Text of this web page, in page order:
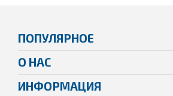
ПОПУЛЯРНОЕ
О НАС
ИНФОРМАЦИЯ